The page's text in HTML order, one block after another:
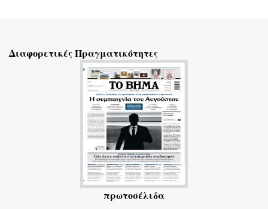
Διαφορετικές Πραγματικότητες
πρωτοσέλιδα